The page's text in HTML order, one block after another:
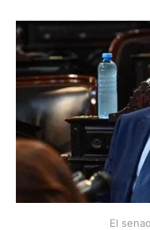
El